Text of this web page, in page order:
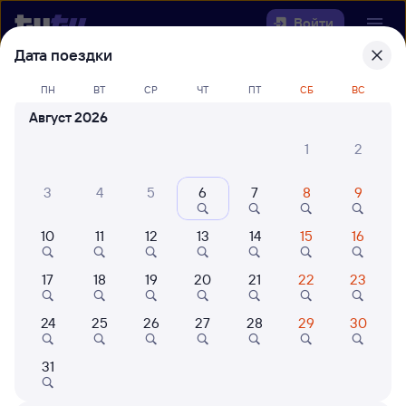
Войти
Выберите день, чтобы найтиж/д
билеты Каргат — Приютово
42 млн путешествуют с
Когда
Кто едет
Дата поездки
ПН ВТ СР ЧТ ПТ СБ ВС
Август 2026
1
2
3 4 5 6 7 8 9
10 11 12 13 14 15 16
17 18 19 20 21 22 23
24 25 26 27 28 29 30
31